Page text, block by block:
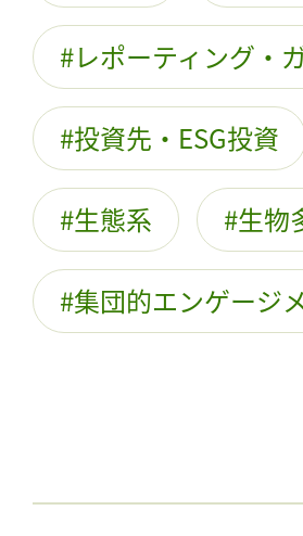
レポーティング・
投資先・ESG投資
生態系 生物
集団的エンゲージ